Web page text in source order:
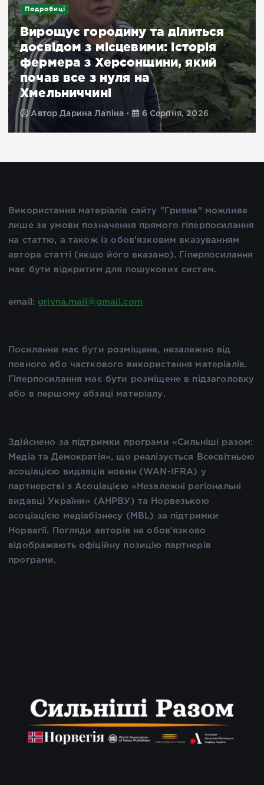
Подробиці
Вирощує городину та ділиться
досвідом з місцевими: історія
фермера з Херсонщини, який
почав все з нуля на
Хмельниччині
АвторДарина Лапіна 6 Серпня, 2026
Використання матеріалів сайту "Гривна" можливе
лише за умови позначення прямого гіперпосилання
на статтю, а також із обов'язковим вказуванням
автора статті (якщо його вказано). Гіперпосилання
має бути відкритим для пошукових систем.
email: grivna.mail@gmail.com
Посилання має бути розміщене, незалежно від
повного або часткового використання матеріалів.
Гіперпосилання має бути розміщене в підзаголовку
або в першому абзаці матеріалу.
Здійснено за підтримки програми «Сильніші разом:
Медіа та Демократія», що реалізується Всесвітньою
асоціацією видавців новин (WAN-IFRA) у
партнерстві з Асоціацією «Незалежні регіональні
видавці України» (АНРВУ) та Норвезькою
асоціацією медіабізнесу (MBL) за підтримки
Норвегії. Погляди авторів не обов’язково
відображають офіційну позицію партнерів
програми.